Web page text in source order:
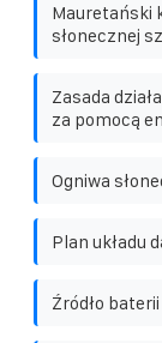
Mauretański
słonecznej
Zasada
za pomocą
Ogniwa
Plan układu
Źródło